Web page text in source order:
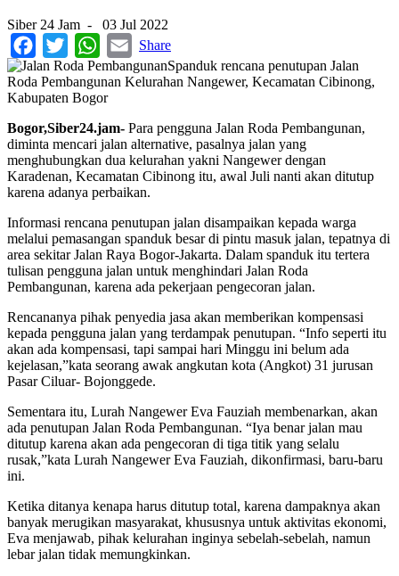
Siber 24 Jam - 03 Jul 2022
Facebook
Twitter WhatsApp
Email
Share
Spanduk rencana penutupan Jalan
Roda Pembangunan Kelurahan Nangewer, Kecamatan Cibinong,
Kabupaten Bogor
Bogor,Siber24.jam- Para pengguna Jalan Roda Pembangunan,
diminta mencari jalan alternative, pasalnya jalan yang
menghubungkan dua kelurahan yakni Nangewer dengan
Karadenan, Kecamatan Cibinong itu, awal Juli nanti akan ditutup
karena adanya perbaikan.
Informasi rencana penutupan jalan disampaikan kepada warga
melalui pemasangan spanduk besar di pintu masuk jalan, tepatnya di
area sekitar Jalan Raya Bogor-Jakarta. Dalam spanduk itu tertera
tulisan pengguna jalan untuk menghindari Jalan Roda
Pembangunan, karena ada pekerjaan pengecoran jalan.
Rencananya pihak penyedia jasa akan memberikan kompensasi
kepada pengguna jalan yang terdampak penutupan. “Info seperti itu
akan ada kompensasi, tapi sampai hari Minggu ini belum ada
kejelasan,”kata seorang awak angkutan kota (Angkot) 31 jurusan
Pasar Ciluar- Bojonggede.
Sementara itu, Lurah Nangewer Eva Fauziah membenarkan, akan
ada penutupan Jalan Roda Pembangunan. “Iya benar jalan mau
ditutup karena akan ada pengecoran di tiga titik yang selalu
rusak,”kata Lurah Nangewer Eva Fauziah, dikonfirmasi, baru-baru
ini.
Ketika ditanya kenapa harus ditutup total, karena dampaknya akan
banyak merugikan masyarakat, khususnya untuk aktivitas ekonomi,
Eva menjawab, pihak kelurahan inginya sebelah-sebelah, namun
lebar jalan tidak memungkinkan.